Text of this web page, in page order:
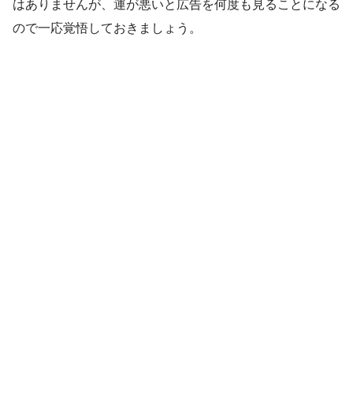
はありませんが、運が悪いと広告を何度も見ることになる
ので一応覚悟しておきましょう。